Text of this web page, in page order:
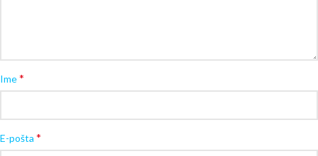
Ime*
E-pošta *